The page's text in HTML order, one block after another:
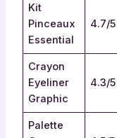
Kit
Pinceaux
Essential
4.7/5
Crayon
Eyeliner
Graphic
4.3/5
Palette